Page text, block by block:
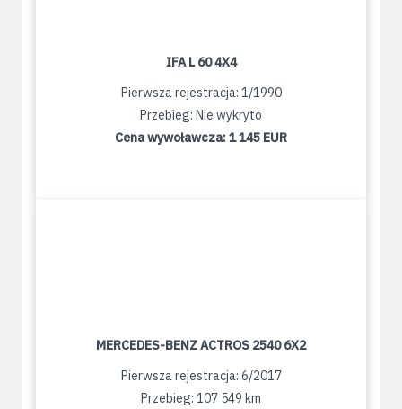
IFA L 60 4X4
Pierwsza rejestracja: 1/1990
Przebieg: Nie wykryto
Cena wywoławcza:1 145 EUR
MERCEDES-BENZ ACTROS 2540 6X2
Pierwsza rejestracja: 6/2017
Przebieg: 107 549 km